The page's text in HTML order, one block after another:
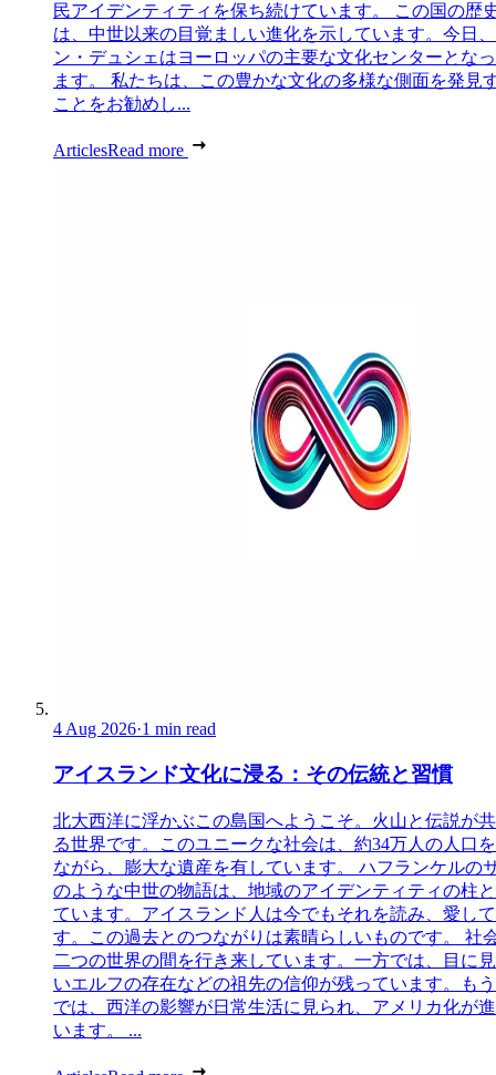
民アイデンティティを保ち続けています。 この国の歴
は、中世以来の目覚ましい進化を示しています。今日
ン・デュシェはヨーロッパの主要な文化センターとな
ます。 私たちは、この豊かな文化の多様な側面を発見
ことをお勧めし...
ArticlesRead more
4 Aug 2026·1 min read
アイスランド文化に浸る：その伝統と習慣
北大西洋に浮かぶこの島国へようこそ。火山と伝説が
る世界です。このユニークな社会は、約34万人の人口
ながら、膨大な遺産を有しています。 ハフランケルの
のような中世の物語は、地域のアイデンティティの柱
ています。アイスランド人は今でもそれを読み、愛し
す。この過去とのつながりは素晴らしいものです。 社
二つの世界の間を行き来しています。一方では、目に
いエルフの存在などの祖先の信仰が残っています。も
では、西洋の影響が日常生活に見られ、アメリカ化が
います。 ...